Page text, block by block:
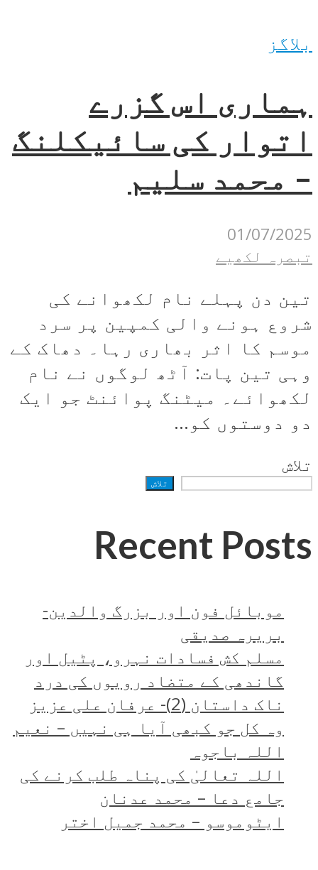
بلاگز
ہماری اس گزرے
اتوار کی سائیکلنگ
– محمد سلیم
01/07/2025
تبصرہ لکھیے
تین دن پہلے نام لکھوانے کی
شروع ہونے والی کمپین پر سرد
موسم کا اثر بھاری رہا۔ دھاک کے
وہی تین پات: آٹھ لوگوں نے نام
لکھوائے۔ میٹنگ پوائنٹ جو ایک
دو دوستوں کو...
تلاش
تلاش
Recent Posts
موبائل فون اور بزرگ والدین-
بریرہ صدیقی
مسلم کش فسادات نہرو، پٹیل اور
گاندھی کے متضاد رویوں کی درد
ناک داستان (2)- عرفان علی عزیز
وہ کل جو کبھی آیا ہی نہیں – نعیم
اللہ باجوہ
اللہ تعالیٰ کی پناہ طلب کرنے کی
جامع دعا – محمد عدنان
ایٹوموسو – محمد جمیل اختر